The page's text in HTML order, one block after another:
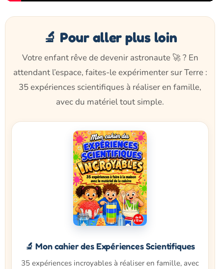
🔬 Pour aller plus loin
Votre enfant rêve de devenir astronaute 🚀 ? En
attendant l’espace, faites-le expérimenter sur Terre :
35 expériences scientifiques à réaliser en famille,
avec du matériel tout simple.
🔬 Mon cahier des Expériences Scientifiques
35 expériences incroyables à réaliser en famille, avec